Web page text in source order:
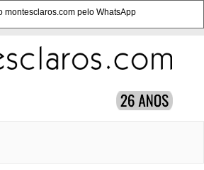
montesclaros.com pelo WhatsApp